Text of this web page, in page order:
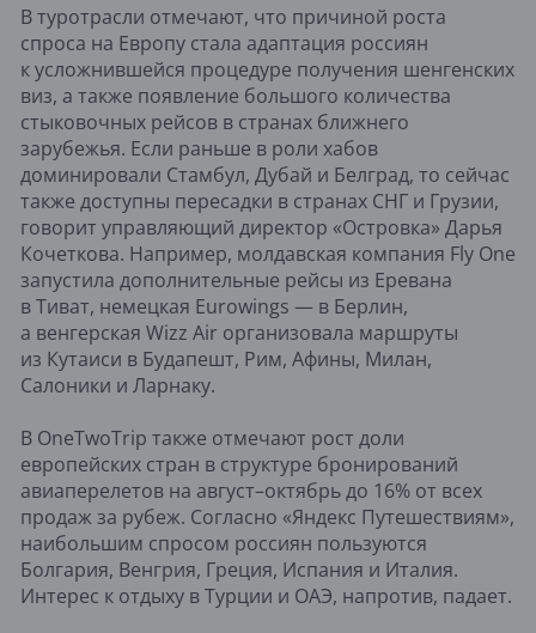
В туротрасли отмечают, что причиной роста
спроса на Европу стала адаптация россиян
к усложнившейся процедуре получения шенгенских
виз, а также появление большого количества
стыковочных рейсов в странах ближнего
зарубежья. Если раньше в роли хабов
доминировали Стамбул, Дубай и Белград, то сейчас
также доступны пересадки в странах СНГ и Грузии,
говорит управляющий директор «Островка» Дарья
Кочеткова. Например, молдавская компания Fly One
запустила дополнительные рейсы из Еревана
в Тиват, немецкая Eurowings — в Берлин,
а венгерская Wizz Air организовала маршруты
из Кутаиси в Будапешт, Рим, Афины, Милан,
Салоники и Ларнаку.
В OneTwoTrip также отмечают рост доли
европейских стран в структуре бронирований
авиаперелетов на август–октябрь до 16% от всех
продаж за рубеж. Согласно «Яндекс Путешествиям»,
наибольшим спросом россиян пользуются
Болгария, Венгрия, Греция, Испания и Италия.
Интерес к отдыху в Турции и ОАЭ, напротив, падает.